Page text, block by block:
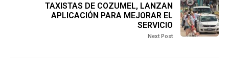
TAXISTAS DE COZUMEL, LANZAN
APLICACIÓN PARA MEJORAR EL
SERVICIO
Next Post